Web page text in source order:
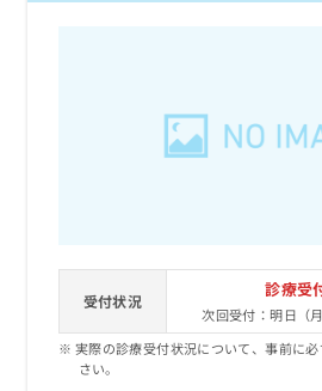
受付状況
診療受
次回受付：明日（
実際の診療受付状況について、事前に
さい。